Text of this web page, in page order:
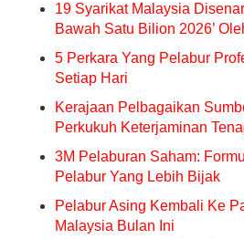
19 Syarikat Malaysia
Bawah Satu Bilion 2026’
5 Perkara Yang Pelabur
Setiap Hari
Kerajaan Pelbagaikan
Perkukuh Keterjaminan
3M Pelaburan Saham:
Pelabur Yang Lebih Bijak
Pelabur Asing Kembali Ke
Malaysia Bulan Ini